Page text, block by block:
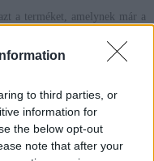
to third parties, or
information for
the below opt-out
note that after your
a terméket, amelynek már a
a látható dolog is átment a
már sokkal inkább komoly
szemben. A jó
szorul, és "önbehúzó"
mi a Blum szerelvényeket
nézze meg az üzletben a